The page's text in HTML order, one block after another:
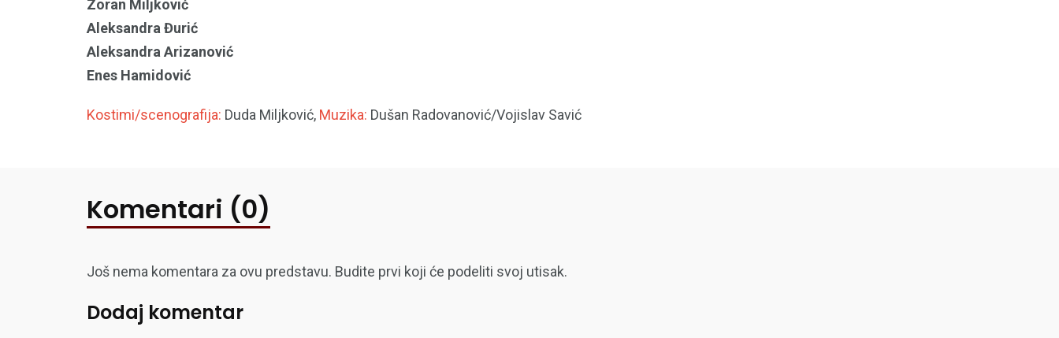
Zoran Miljković
Aleksandra Đurić
Aleksandra Arizanović
Enes Hamidović
Kostimi/scenografija: Duda Miljković, Muzika: Dušan Radovanović/Vojislav Savić
Komentari (0)
Još nema komentara za ovu predstavu. Budite prvi koji će podeliti svoj utisak.
Dodaj komentar